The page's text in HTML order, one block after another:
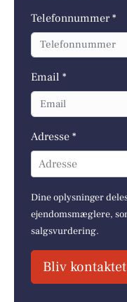
Telefonnummer *
Email *
Adresse *
Adresse
Dine oplysninger
ejendomsmæglere,
salgsvurdering.
Bliv kontaktet